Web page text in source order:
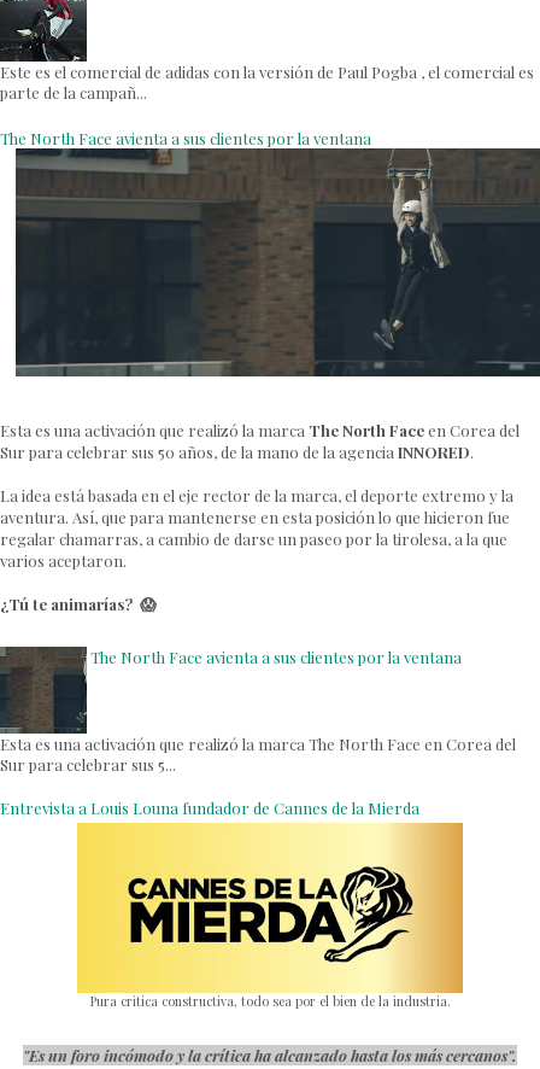
Este es el comercial de adidas con la versión de Paul Pogba , el comercial es
parte de la campañ...
The North Face avienta a sus clientes por la ventana
Esta es una activación que realizó la marca The North Faceen Corea del
Sur para celebrar sus 50 años, de la mano de la agencia INNORED.
La idea está basada en el eje rector de la marca, el deporte extremo y la
aventura. Así, que para mantenerse en esta posición lo que hicieron fue
regalar chamarras, a cambio de darse un paseo por la tirolesa, a la que
varios aceptaron.
¿Tú te animarías? 😱
The North Face avienta a sus clientes por la ventana
Esta es una activación que realizó la marca The North Face en Corea del
Sur para celebrar sus 5...
Entrevista a Louis Louna fundador de Cannes de la Mierda
Pura critica constructiva, todo sea por el bien de la industria.
"Es un foro incómodo y la crítica ha alcanzado hasta los más cercanos".